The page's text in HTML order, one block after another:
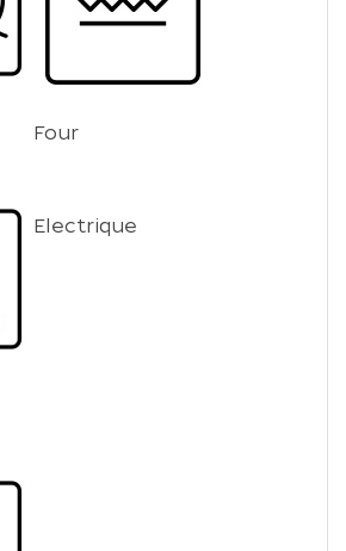
Four
Electrique